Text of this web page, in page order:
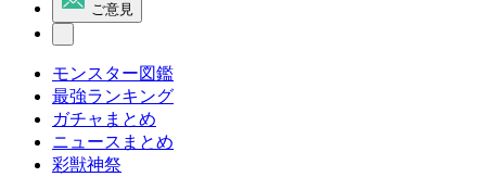
ご意見
モンスター図鑑
最強ランキング
ガチャまとめ
ニュースまとめ
彩獣神祭